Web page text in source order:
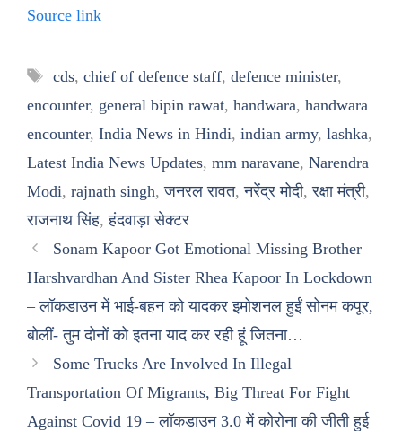
Source link
Tags
cds, chief of defence staff, defence minister,
encounter, general bipin rawat, handwara, handwara
encounter, India News in Hindi, indian army, lashka,
Latest India News Updates, mm naravane, Narendra
Modi, rajnath singh,जनरल रावत,नरेंद्र मोदी,रक्षा मंत्री,
राजनाथ सिंह,हंदवाड़ा सेक्टर
Sonam Kapoor Got Emotional Missing Brother
Harshvardhan And Sister Rhea Kapoor In Lockdown
– लॉकडाउन में भाई-बहन को यादकर इमोशनल हुईं सोनम कपूर,
बोलीं- तुम दोनों को इतना याद कर रही हूं जितना…
Some Trucks Are Involved In Illegal
Transportation Of Migrants, Big Threat For Fight
Against Covid 19 – लॉकडाउन 3.0 में कोरोना की जीती हुई